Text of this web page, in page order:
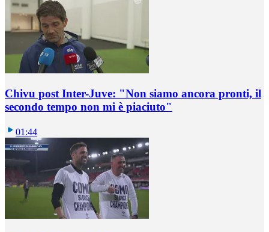
Chivu post Inter-Juve: "Non siamo ancora pronti, il
secondo tempo non mi è piaciuto"
01:44